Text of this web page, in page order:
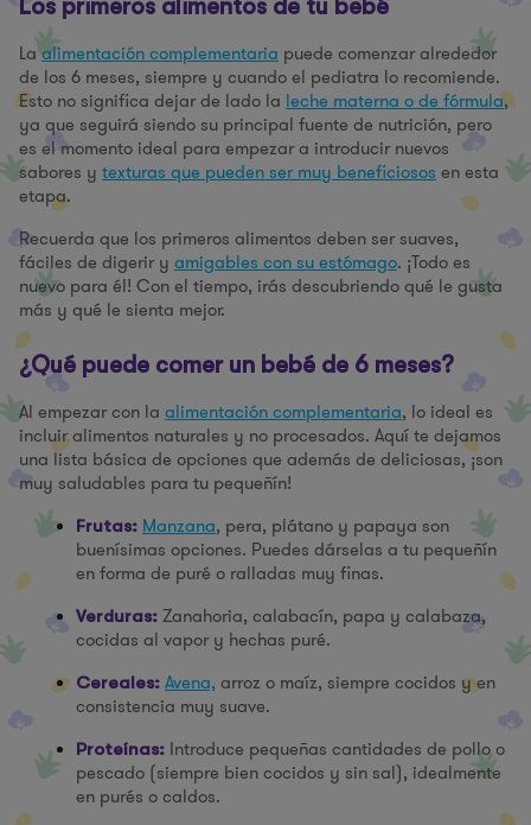
Los primeros alimentos de tu bebé
Laalimentación complementaria puede comenzar alrededor
de los 6 meses, siempre y cuando el pediatra lo recomiende.
Esto no significa dejar de lado la leche materna o de fórmula,
ya que seguirá siendo su principal fuente de nutrición, pero
es el momento ideal para empezar a introducir nuevos
sabores y texturas que pueden ser muy beneficiosos en esta
etapa.
Recuerda que los primeros alimentos deben ser suaves,
fáciles de digerir y amigables con su estómago. ¡Todo es
nuevo para él! Con el tiempo, irás descubriendo qué le gusta
más y qué le sienta mejor.
¿Qué puede comer un bebé de 6 meses?
Al empezar con la alimentación complementaria, lo ideal es
incluir alimentos naturales y no procesados. Aquí te dejamos
una lista básica de opciones que además de deliciosas, ¡son
muy saludables para tu pequeñín!
Frutas: Manzana, pera, plátano y papaya son
buenísimas opciones. Puedes dárselas a tu pequeñín
en forma de puré o ralladas muy finas.
Verduras: Zanahoria, calabacín, papa y calabaza,
cocidas al vapor y hechas puré.
Cereales: Avena, arroz o maíz, siempre cocidos y en
consistencia muy suave.
Proteínas: Introduce pequeñas cantidades de pollo o
pescado (siempre bien cocidos y sin sal), idealmente
en purés o caldos.